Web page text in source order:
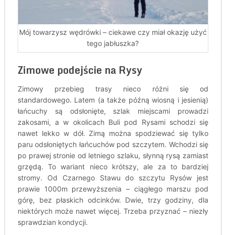
Mój towarzysz wędrówki – ciekawe czy miał okazję użyć
tego jabłuszka?
Zimowe podejście na Rysy
Zimowy przebieg trasy nieco różni się od
standardowego. Latem (a także późną wiosną i jesienią)
łańcuchy są odsłonięte, szlak miejscami prowadzi
zakosami, a w okolicach Buli pod Rysami schodzi się
nawet lekko w dół. Zimą można spodziewać się tylko
paru odsłoniętych łańcuchów pod szczytem. Wchodzi się
po prawej stronie od letniego szlaku, słynną rysą zamiast
grzędą. To wariant nieco krótszy, ale za to bardziej
stromy. Od Czarnego Stawu do szczytu Rysów jest
prawie 1000m przewyższenia – ciągłego marszu pod
górę, bez płaskich odcinków. Dwie, trzy godziny, dla
niektórych może nawet więcej. Trzeba przyznać – niezły
sprawdzian kondycji.